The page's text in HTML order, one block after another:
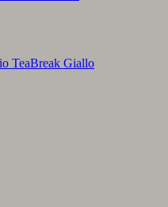
TeaBreak Giallo